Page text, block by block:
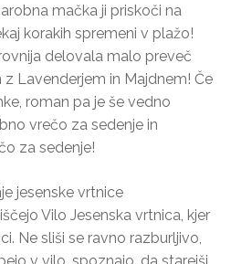
mačka ji priskoči na
korakih spremeni v plažo!
delovala malo preveč
Lavenderjem in Majdnem! Če
roman pa je še vedno
vrečo za sedenje in
za sedenje!
jesenske vrtnice
Vilo Jesenska vrtnica, kjer
Ne sliši se ravno razburljivo,